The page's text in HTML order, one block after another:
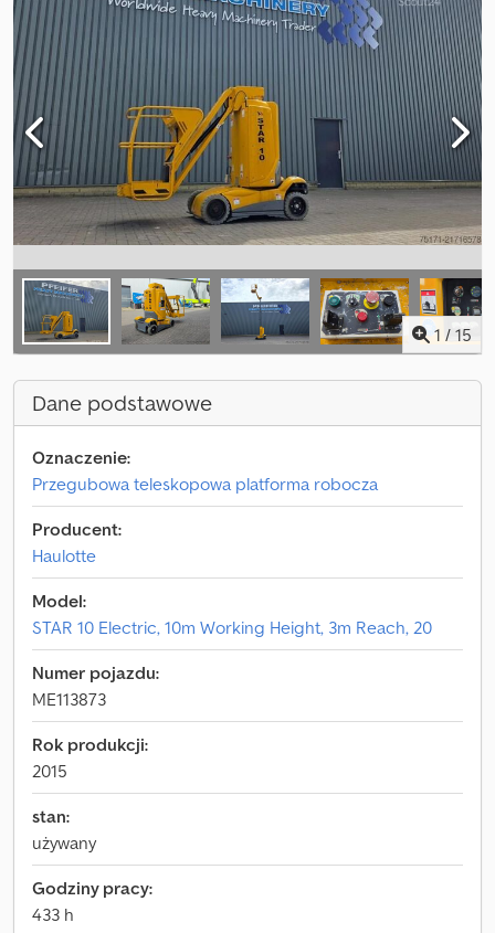
1 / 15
Dane podstawowe
Oznaczenie:
Przegubowa teleskopowa platforma robocza
Producent:
Haulotte
Model:
STAR 10 Electric, 10m Working Height, 3m Reach, 20
Numer pojazdu:
ME113873
Rok produkcji:
2015
stan:
używany
Godziny pracy:
433 h